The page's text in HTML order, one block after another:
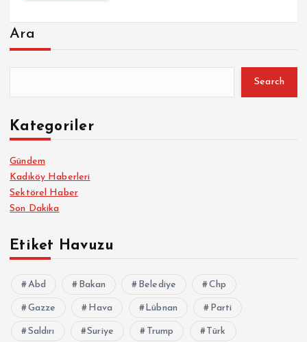
Ara
Search
Kategoriler
Gündem
Kadıköy Haberleri
Sektörel Haber
Son Dakika
Etiket Havuzu
Abd Bakan Belediye Chp
Gazze Hava Lübnan Parti
Saldırı Suriye Trump Türk